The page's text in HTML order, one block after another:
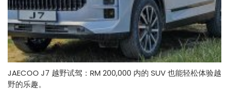
JAECOO J7 越野试驾：RM 200,000 内的 SUV 也能轻松体验越
野的乐趣。